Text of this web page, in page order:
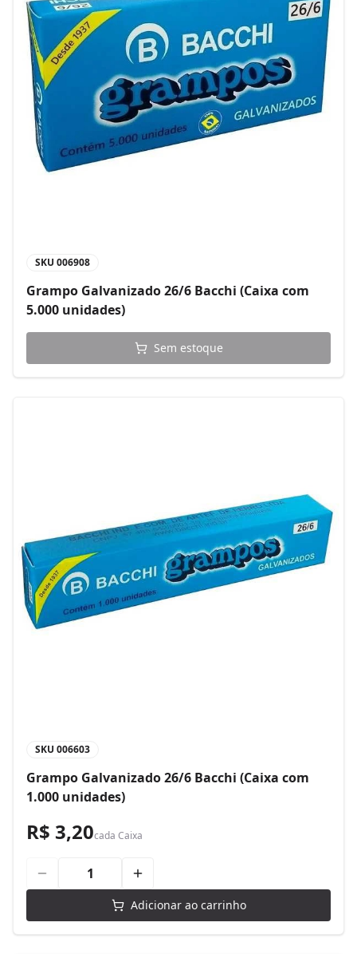
SKU 006908
Grampo Galvanizado 26/6 Bacchi (Caixa com
5.000 unidades)
Sem estoque
SKU 006603
Grampo Galvanizado 26/6 Bacchi (Caixa com
1.000 unidades)
R$ 3,20cada Caixa
Adicionar ao carrinho